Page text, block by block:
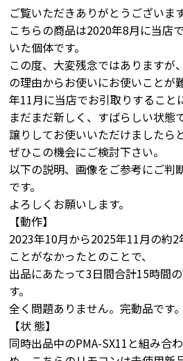
ご覧いただきありがとうございます
こちらの商品は2020年8月に当店
いた個体です。
この度、大変残念ではありますが
の理由からお使いにお使いことが
年11月に当店でお引取りすること
まだまだ新しく、すばらしい状態
譲りしてお使いいただけましたら
ぜひこの機会にご検討下さい。
以下の説明、画像をご参考にご判
です。
よろしくお願いします。
【動作】
2023年10月から2025年11月の約
ことがなかったとのことで、
出品にあたって3日間合計15時間
す。
全く問題ありません。完動品です。
【状 態】
同時出品中のPMA-SX11と組み合